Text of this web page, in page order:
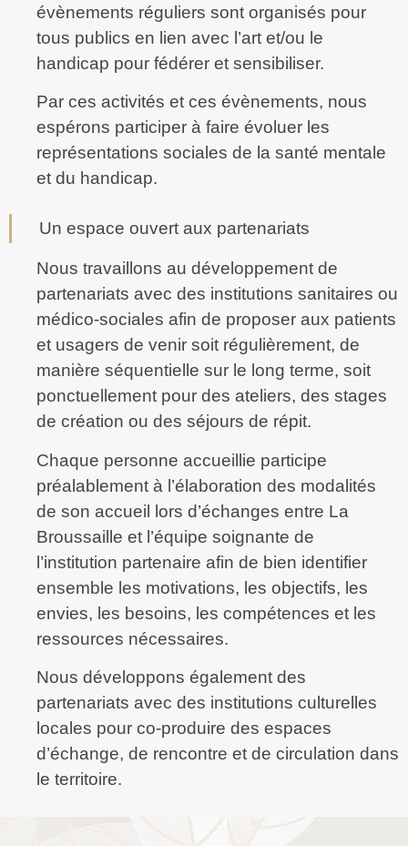
évènements réguliers sont organisés pour
tous publics en lien avec l’art et/ou le
handicap pour fédérer et sensibiliser.
Par ces activités et ces évènements, nous
espérons participer à faire évoluer les
représentations sociales de la santé mentale
et du handicap.
Un espace ouvert aux partenariats
Nous travaillons au développement de
partenariats avec des institutions sanitaires ou
médico-sociales afin de proposer aux patients
et usagers de venir soit régulièrement, de
manière séquentielle sur le long terme, soit
ponctuellement pour des ateliers, des stages
de création ou des séjours de répit.
Chaque personne accueillie participe
préalablement à l’élaboration des modalités
de son accueil lors d’échanges entre La
Broussaille et l’équipe soignante de
l’institution partenaire afin de bien identifier
ensemble les motivations, les objectifs, les
envies, les besoins, les compétences et les
ressources nécessaires.
Nous développons également des
partenariats avec des institutions culturelles
locales pour co-produire des espaces
d’échange, de rencontre et de circulation dans
le territoire.